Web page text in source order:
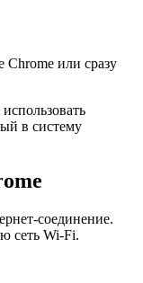
Chrome или сразу
в систему
соединение.
сеть Wi-Fi.